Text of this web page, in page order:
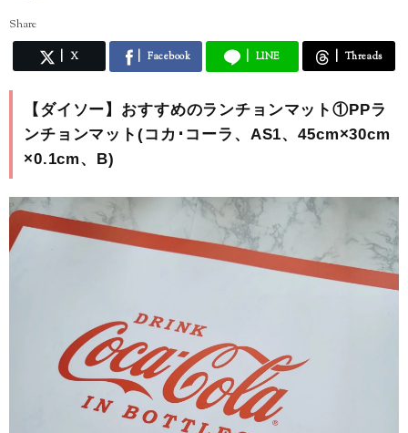
Share
X Facebook LINE Threads
【ダイソー】おすすめのランチョンマット①PPラ
ンチョンマット(コカ･コーラ、AS1、45cm×30cm
×0.1cm、B)